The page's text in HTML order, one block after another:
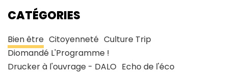
CATÉGORIES
Bien être Citoyenneté Culture Trip
Diomandé L'Programme !
Drucker à l'ouvrage - DALO Echo de l'éco